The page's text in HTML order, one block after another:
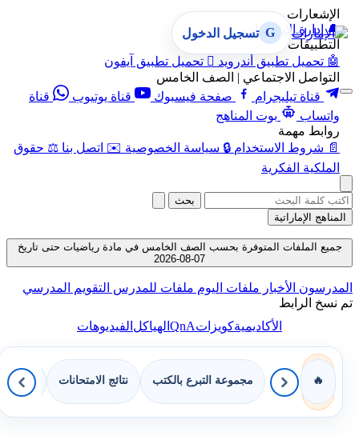
الإشعارات
🔔 إدارة الإشعارات
التطبيقات
🤖 تحميل تطبيق أندرويد  تحميل تطبيق آيفون
التواصل الاجتماعي | الصف الخامس
قناة تيليجرام
صفحة فيسبوك قناة يوتيوب
قناة
واتساب
بوت المناهج
روابط مهمة
📄 شروط الاستخدام 🔒 سياسة الخصوصية ✉️ اتصل بنا ⚖️ حقوق
الملكية الفكرية
G تسجيل الدخول
بحث
المناهج الإماراتية
جميع الملفات المتوفرة بحسب الصف الخامس في مادة رياضيات حتى تاريخ
07-08-2026
المدرسون الأخبار ملفات اليوم ملفات للمدرس التقويم المدرسي
تم نسخ الرابط
الأكاديميةكويزاتQnAالهياكلالفيديوهات
🔥 مجموعة التبرع بالكتب نتائج الامتحانات